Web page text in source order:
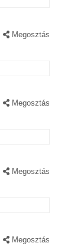
Megosztás
Megosztás
Megosztás
Megosztás